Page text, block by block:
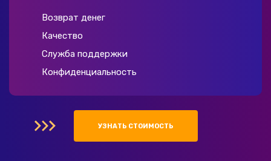
Возврат денег
Качество
Служба поддержки
Конфиденциальность
УЗНАТЬ СТОИМОСТЬ